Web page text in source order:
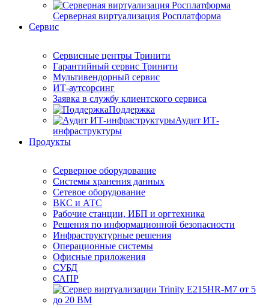
Серверная виртуализация Росплатформа
Сервис
Сервисные центры Тринити
Гарантийный сервис Тринити
Мультивендорный сервис
ИТ-аутсорсинг
Заявка в службу клиентского сервиса
Поддержка
Аудит ИТ-
инфраструктуры
Продукты
Серверное оборудование
Системы хранения данных
Сетевое оборудование
ВКС и АТС
Рабочие станции, ИБП и оргтехника
Решения по информационной безопасности
Инфраструктурные решения
Операционные системы
Офисные приложения
СУБД
САПР